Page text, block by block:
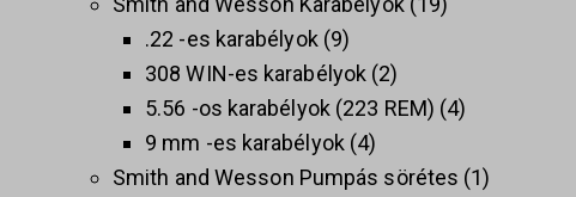
.22 -es karabélyok 9
308 WIN-es karabélyok 2
5.56 -os karabélyok (223 REM) 4
9 mm -es karabélyok 4
Smith and Wesson Pumpás sörétes 1